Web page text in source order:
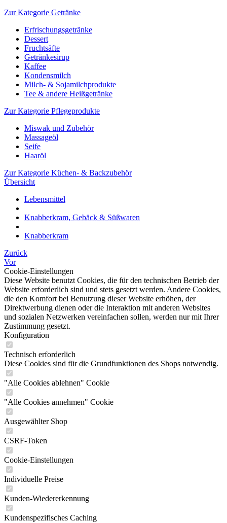
Zur Kategorie Getränke
Erfrischungsgetränke
Dessert
Fruchtsäfte
Getränkesirup
Kaffee
Kondensmilch
Milch- & Sojamilchprodukte
Tee & andere Heißgetränke
Zur Kategorie Pflegeprodukte
Miswak und Zubehör
Massageöl
Seife
Haaröl
Zur Kategorie Küchen- & Backzubehör
Übersicht
Lebensmittel
Knabberkram, Gebäck & Süßwaren
Knabberkram
Zurück
Vor
Cookie-Einstellungen
Diese Website benutzt Cookies, die für den technischen Betrieb der
Website erforderlich sind und stets gesetzt werden. Andere Cookies,
die den Komfort bei Benutzung dieser Website erhöhen, der
Direktwerbung dienen oder die Interaktion mit anderen Websites
und sozialen Netzwerken vereinfachen sollen, werden nur mit Ihrer
Zustimmung gesetzt.
Konfiguration
Technisch erforderlich
Diese Cookies sind für die Grundfunktionen des Shops notwendig.
"Alle Cookies ablehnen" Cookie
"Alle Cookies annehmen" Cookie
Ausgewählter Shop
CSRF-Token
Cookie-Einstellungen
Individuelle Preise
Kunden-Wiedererkennung
Kundenspezifisches Caching